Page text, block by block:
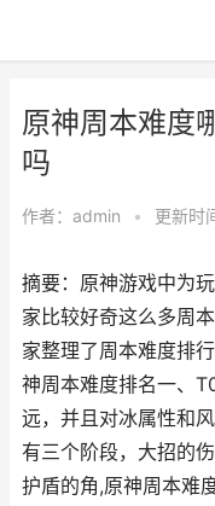
原神周本难度
吗
作者： admin • 更新时
摘要：原神游戏中为
家比较好奇这么多周
家整理了周本难度排
神周本难度排名一、
远，并且对冰属性和
有三个阶段，大招的
护盾的角,原神周本难